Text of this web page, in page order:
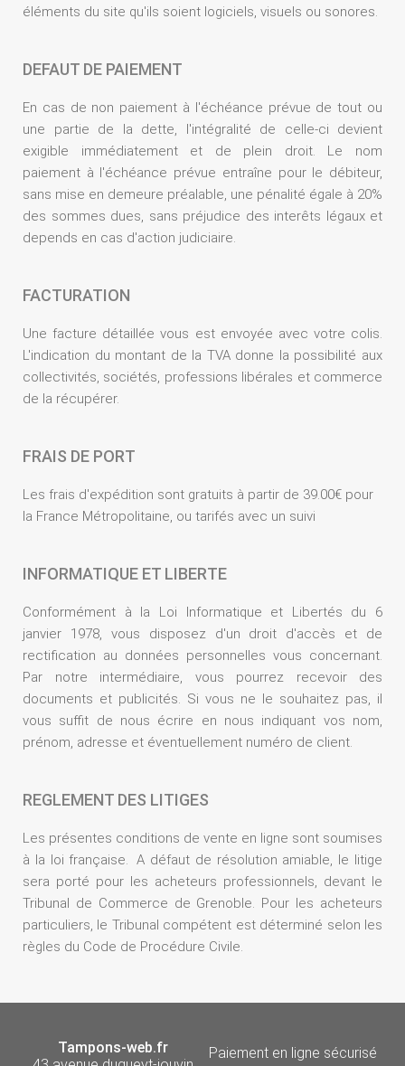
éléments du site qu'ils soient logiciels, visuels ou sonores.
DEFAUT DE PAIEMENT
En cas de non paiement à l'échéance prévue de tout ou
une partie de la dette, l'intégralité de celle-ci devient
exigible immédiatement et de plein droit. Le nom
paiement à l'échéance prévue entraîne pour le débiteur,
sans mise en demeure préalable, une pénalité égale à 20%
des sommes dues, sans préjudice des interêts légaux et
depends en cas d'action judiciaire.
FACTURATION
Une facture détaillée vous est envoyée avec votre colis.
L'indication du montant de la TVA donne la possibilité aux
collectivités, sociétés, professions libérales et commerce
de la récupérer.
FRAIS DE PORT
Les frais d'expédition sont gratuits à partir de 39.00€ pour
la France Métropolitaine, ou tarifés avec un suivi
INFORMATIQUE ET LIBERTE
Conformément à la Loi Informatique et Libertés du 6
janvier 1978, vous disposez d'un droit d'accès et de
rectification au données personnelles vous concernant.
Par notre intermédiaire, vous pourrez recevoir des
documents et publicités. Si vous ne le souhaitez pas, il
vous suffit de nous écrire en nous indiquant vos nom,
prénom, adresse et éventuellement numéro de client.
REGLEMENT DES LITIGES
Les présentes conditions de vente en ligne sont soumises
à la loi française. A défaut de résolution amiable, le litige
sera porté pour les acheteurs professionnels, devant le
Tribunal de Commerce de Grenoble. Pour les acheteurs
particuliers, le Tribunal compétent est déterminé selon les
règles du Code de Procédure Civile.
Tampons-web.fr
Paiement en ligne sécurisé